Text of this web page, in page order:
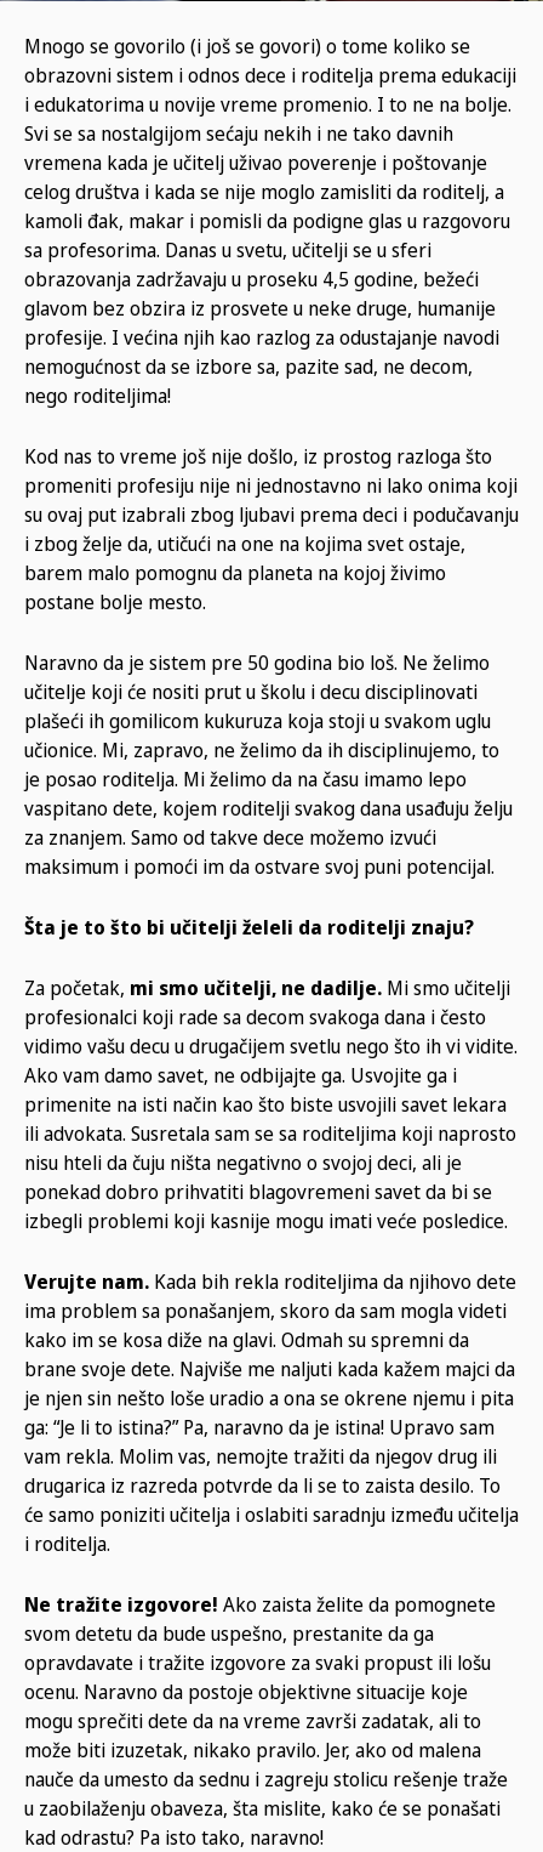
Mnogo se govorilo (i još se govori) o tome koliko se
obrazovni sistem i odnos dece i roditelja prema edukaciji
i edukatorima u novije vreme promenio. I to ne na bolje.
Svi se sa nostalgijom sećaju nekih i ne tako davnih
vremena kada je učitelj uživao poverenje i poštovanje
celog društva i kada se nije moglo zamisliti da roditelj, a
kamoli đak, makar i pomisli da podigne glas u razgovoru
sa profesorima. Danas u svetu, učitelji se u sferi
obrazovanja zadržavaju u proseku 4,5 godine, bežeći
glavom bez obzira iz prosvete u neke druge, humanije
profesije. I većina njih kao razlog za odustajanje navodi
nemogućnost da se izbore sa, pazite sad, ne decom,
nego roditeljima!
Kod nas to vreme još nije došlo, iz prostog razloga što
promeniti profesiju nije ni jednostavno ni lako onima koji
su ovaj put izabrali zbog ljubavi prema deci i podučavanju
i zbog želje da, utičući na one na kojima svet ostaje,
barem malo pomognu da planeta na kojoj živimo
postane bolje mesto.
Naravno da je sistem pre 50 godina bio loš. Ne želimo
učitelje koji će nositi prut u školu i decu disciplinovati
plašeći ih gomilicom kukuruza koja stoji u svakom uglu
učionice. Mi, zapravo, ne želimo da ih disciplinujemo, to
je posao roditelja. Mi želimo da na času imamo lepo
vaspitano dete, kojem roditelji svakog dana usađuju želju
za znanjem. Samo od takve dece možemo izvući
maksimum i pomoći im da ostvare svoj puni potencijal.
Šta je to što bi učitelji želeli da roditelji znaju?
Za početak, mi smo učitelji, ne dadilje. Mi smo učitelji
profesionalci koji rade sa decom svakoga dana i često
vidimo vašu decu u drugačijem svetlu nego što ih vi vidite.
Ako vam damo savet, ne odbijajte ga. Usvojite ga i
primenite na isti način kao što biste usvojili savet lekara
ili advokata. Susretala sam se sa roditeljima koji naprosto
nisu hteli da čuju ništa negativno o svojoj deci, ali je
ponekad dobro prihvatiti blagovremeni savet da bi se
izbegli problemi koji kasnije mogu imati veće posledice.
Verujte nam. Kada bih rekla roditeljima da njihovo dete
ima problem sa ponašanjem, skoro da sam mogla videti
kako im se kosa diže na glavi. Odmah su spremni da
brane svoje dete. Najviše me naljuti kada kažem majci da
je njen sin nešto loše uradio a ona se okrene njemu i pita
ga: “Je li to istina?” Pa, naravno da je istina! Upravo sam
vam rekla. Molim vas, nemojte tražiti da njegov drug ili
drugarica iz razreda potvrde da li se to zaista desilo. To
će samo poniziti učitelja i oslabiti saradnju između učitelja
i roditelja.
Ne tražite izgovore! Ako zaista želite da pomognete
svom detetu da bude uspešno, prestanite da ga
opravdavate i tražite izgovore za svaki propust ili lošu
ocenu. Naravno da postoje objektivne situacije koje
mogu sprečiti dete da na vreme završi zadatak, ali to
može biti izuzetak, nikako pravilo. Jer, ako od malena
nauče da umesto da sednu i zagreju stolicu rešenje traže
u zaobilaženju obaveza, šta mislite, kako će se ponašati
kad odrastu? Pa isto tako, naravno!